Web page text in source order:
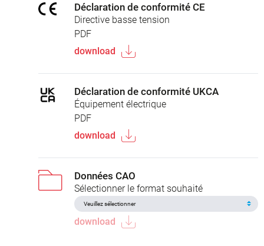
Déclaration de conformité CE
Directive basse tension
PDF
download
Déclaration de conformité UKCA
Équipement électrique
PDF
download
Données CAO
Sélectionner le format souhaité
download